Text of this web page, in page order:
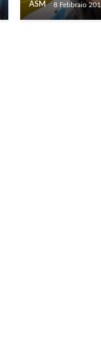
ASM 8 Febbraio